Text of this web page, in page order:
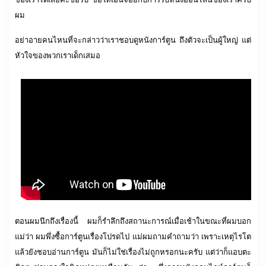
ผม
อย่าอายคนไหนที่จะกล่าวว่าเราชอบดูหนังการ์ตูน ถึงตัวจะเป็นผู้ใหญ่ แต่
หัวใจของพวกเราเด็กเสมอ
ตอนผมนึกถึงเรื่องนี้ ผมก็รำลึกถึงสถานะการณ์เมื่อเช้าในขณะที่ผมบอก
แม่ว่า ผมพึ่งซื้อการ์ตูนเรื่องโปรดไป แม่ผมถามคำถามว่า เพราะเหตุไรโต
แล้วยังชอบอ่านการ์ตูน มันก็ไม่ใช่เรื่องไม่ถูกหรอกนะครับ แต่ว่าก็แอบตะ